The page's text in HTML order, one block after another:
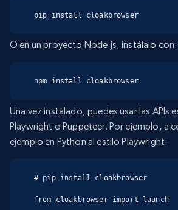
pip install cloakbrowser
O en un proyecto Node.js, instálalo con:
npm install cloakbrowser
Una vez instalado, puedes usar las APIs
Playwright o Puppeteer. Por ejemplo, a
ejemplo en Python al estilo Playwright:
# pip install cloakbrowser
from cloakbrowser import launch